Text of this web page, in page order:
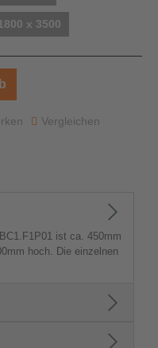
x 3500
Vergleichen
ist ca. 450mm
hoch. Die einzelnen